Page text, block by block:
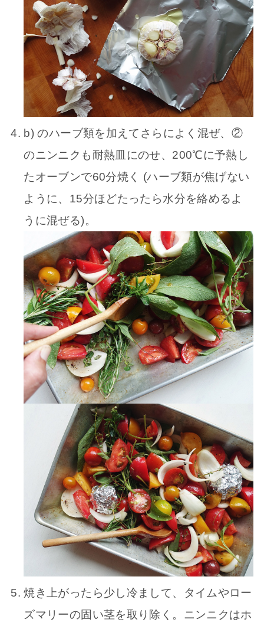
b) のハーブ類を加えてさらによく混ぜ、②
のニンニクも耐熱皿にのせ、200℃に予熱し
たオーブンで60分焼く (ハーブ類が焦げない
ように、15分ほどたったら水分を絡めるよ
うに混ぜる)。
焼き上がったら少し冷まして、タイムやロー
ズマリーの固い茎を取り除く。ニンニクはホ